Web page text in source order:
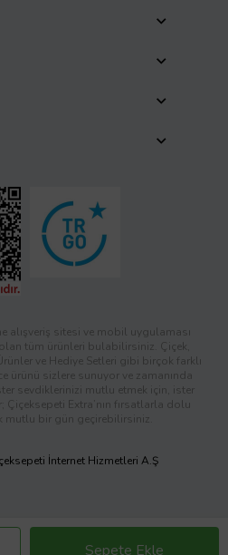
Sepete Ekle
alışveriş sitesi ve mobil uygulaması
tüm ürünleri bulabilirsiniz. Çiçek,
ve Hediye Setleri gibi birçok farklı
ürünü sizlere sunuyor ve zamanında
sevdiklerinizi mutlu etmek için, ister
Extra’nın fırsatlarla dolu
mutlu bir gün geçirebilirsiniz.
İnternet Hizmetleri A.Ş